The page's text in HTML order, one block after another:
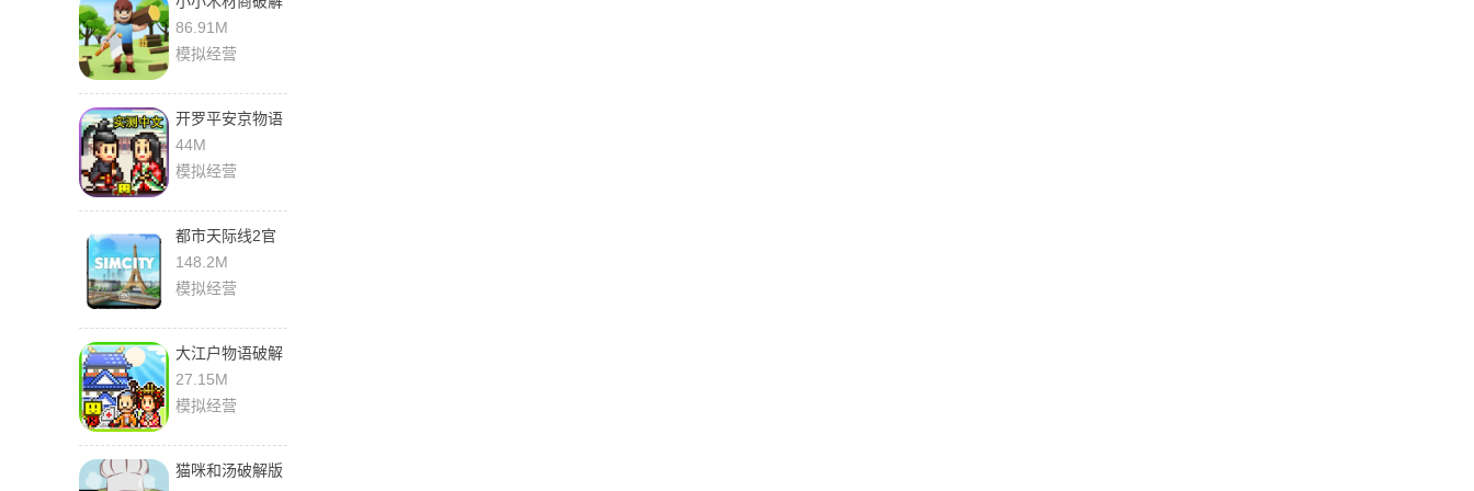
版无限金币钻石
下载
86.91M
模拟经营
开罗平安京物语
汉化版
44M
模拟经营
都市天际线2官
方正版下载
148.2M
模拟经营
大江户物语破解
版无限金币研究
点
27.15M
模拟经营
猫咪和汤破解版